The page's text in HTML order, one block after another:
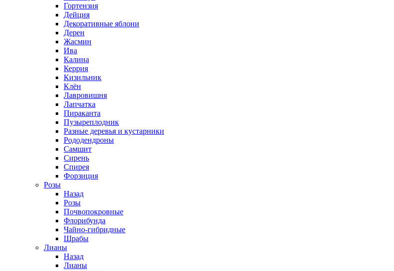
Гортензия
Дейция
Декоративные яблони
Дерен
Жасмин
Ива
Калина
Керрия
Кизильник
Клён
Лавровишня
Лапчатка
Пираканта
Пузыреплодник
Разные деревья и кустарники
Рододендроны
Самшит
Сирень
Спирея
Форзиция
Розы
Назад
Розы
Почвопокровные
Флорибунда
Чайно-гибридные
Шрабы
Лианы
Назад
Лианы